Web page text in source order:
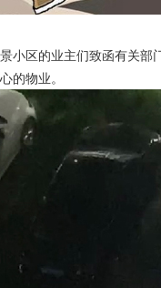
区的业主们致函有关部
的物业。